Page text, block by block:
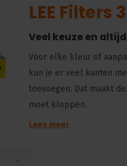
LEE
Veel keuze en
Voor elke kleur of
kun je er veel kanten
toevoegen. Dat maakt
moet kloppen.
Lees meer